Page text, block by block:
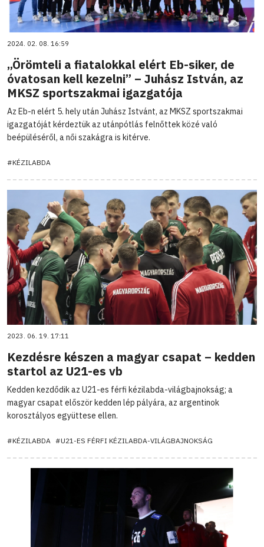
2024. 02. 08. 16:59
„Örömteli a fiatalokkal elért Eb-siker, de
óvatosan kell kezelni” – Juhász István, az
MKSZ sportszakmai igazgatója
Az Eb-n elért 5. hely után Juhász Istvánt, az MKSZ sportszakmai
igazgatóját kérdeztük az utánpótlás felnőttek közé való
beépüléséről, a női szakágra is kitérve.
#KÉZILABDA
2023. 06. 19. 17:11
Kezdésre készen a magyar csapat – kedden
startol az U21-es vb
Kedden kezdődik az U21-es férfi kézilabda-világbajnokság; a
magyar csapat először kedden lép pályára, az argentinok
korosztályos együttese ellen.
#KÉZILABDA #U21-ES FÉRFI KÉZILABDA-VILÁGBAJNOKSÁG